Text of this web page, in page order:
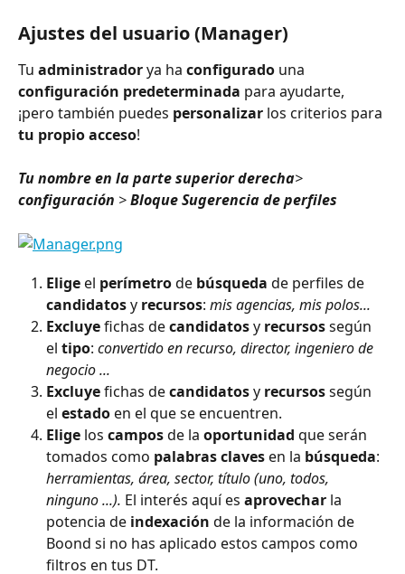
Ajustes del usuario (Manager)
Tu administrador ya ha configurado una
configuración predeterminada para ayudarte,
¡pero también puedes personalizar los criterios para
tu propio acceso!
Tu nombre en la parte superior derecha>
configuración > Bloque Sugerencia de perfiles
Elige el perímetro de búsqueda de perfiles de
candidatos y recursos: mis agencias, mis polos...
Excluye fichas de candidatos y recursos según
el tipo: convertido en recurso, director, ingeniero de
negocio ...
Excluye fichas de candidatos y recursos según
el estado en el que se encuentren.
Elige los campos de la oportunidad que serán
tomados como palabras claves en la búsqueda:
herramientas, área, sector, título (uno, todos,
ninguno ...). El interés aquí es aprovechar la
potencia de indexación de la información de
Boond si no has aplicado estos campos como
filtros en tus DT.